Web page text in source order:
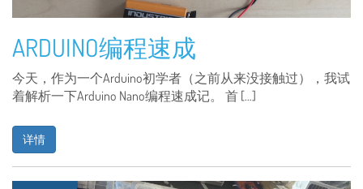
ARDUINO编程速成
今天，作为一个Arduino初学者（之前从来没接触过），我试
着解析一下Arduino Nano编程速成记。 首 […]
详情